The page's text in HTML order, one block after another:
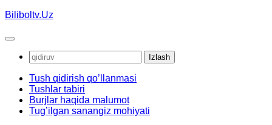
Skip
content
Biliboltv.Uz
Qidirshish:
Tush qidirish qo’llanmasi
Tushlar tabiri
Burjlar haqida malumot
Tug’ilgan sanangiz mohiyati